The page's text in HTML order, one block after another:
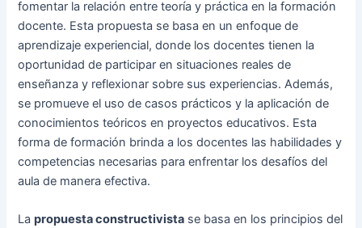
fomentar la relación entre teoría y práctica en la formación
docente. Esta propuesta se basa en un enfoque de
aprendizaje experiencial, donde los docentes tienen la
oportunidad de participar en situaciones reales de
enseñanza y reflexionar sobre sus experiencias. Además,
se promueve el uso de casos prácticos y la aplicación de
conocimientos teóricos en proyectos educativos. Esta
forma de formación brinda a los docentes las habilidades y
competencias necesarias para enfrentar los desafíos del
aula de manera efectiva.
Lapropuesta constructivista se basa en los principios del